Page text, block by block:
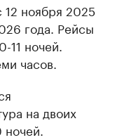
12 ноября 2025
года. Рейсы
11 ночей.
часов.
на двоих
ночей.